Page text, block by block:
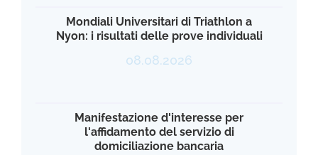
Mondiali Universitari di Triathlon a
Nyon: i risultati delle prove individuali
08.08.2026
Manifestazione d'interesse per
l'affidamento del servizio di
domiciliazione bancaria